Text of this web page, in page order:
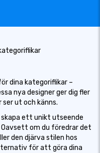
dina kategoriflikar –
nya designer ger dig fler
ut och känns.
skapa ett unikt utseende
om du föredrar det
den djärva stilen hos
för att göra dina